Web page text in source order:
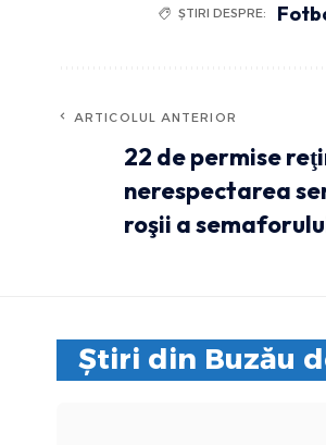
ȘTIRI DESPRE:
ARTICOLUL ANTERIOR
22 de permise
nerespectarea
roşii a
Știri din Buzău